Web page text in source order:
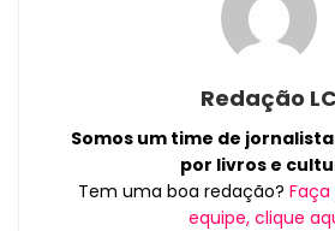
Redação
Somos um time de
por livros e
Tem uma boa redação?
equipe, clique